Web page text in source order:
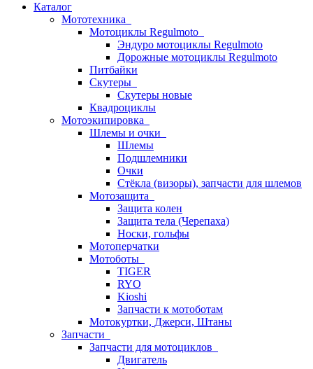
Каталог
Мототехника
Мотоциклы Regulmoto
Эндуро мотоциклы Regulmoto
Дорожные мотоциклы Regulmoto
Питбайки
Скутеры
Скутеры новые
Квадроциклы
Мотоэкипировка
Шлемы и очки
Шлемы
Подшлемники
Очки
Стёкла (визоры), запчасти для шлемов
Мотозащита
Защита колен
Защита тела (Черепаха)
Носки, гольфы
Мотоперчатки
Мотоботы
TIGER
RYO
Kioshi
Запчасти к мотоботам
Мотокуртки, Джерси, Штаны
Запчасти
Запчасти для мотоциклов
Двигатель